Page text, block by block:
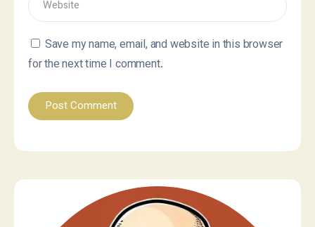
Save my name, email, and website in this browser
for the next time I comment.